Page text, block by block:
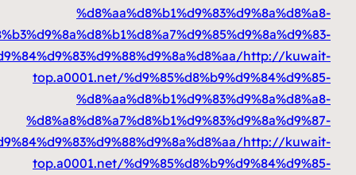
top.a0001.net/
top.a0001.net/